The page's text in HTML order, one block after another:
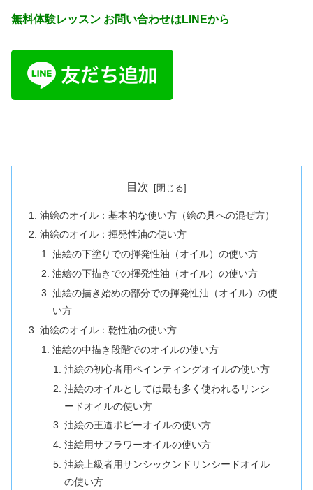
無料体験レッスン お問い合わせはLINEから
目次
油絵のオイル：基本的な使い方（絵の具への混ぜ方）
油絵のオイル：揮発性油の使い方
油絵の下塗りでの揮発性油（オイル）の使い方
油絵の下描きでの揮発性油（オイル）の使い方
油絵の描き始めの部分での揮発性油（オイル）の使
い方
油絵のオイル：乾性油の使い方
油絵の中描き段階でのオイルの使い方
油絵の初心者用ペインティングオイルの使い方
油絵のオイルとしては最も多く使われるリンシ
ードオイルの使い方
油絵の王道ポピーオイルの使い方
油絵用サフラワーオイルの使い方
油絵上級者用サンシックンドリンシードオイル
の使い方